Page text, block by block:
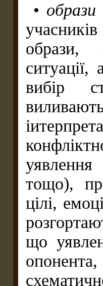
•
образи,
вибір
тощо),
цілі,
що